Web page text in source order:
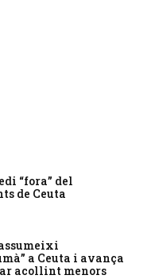
“fora” del
de Ceuta
a Ceuta i avança
acollint menors